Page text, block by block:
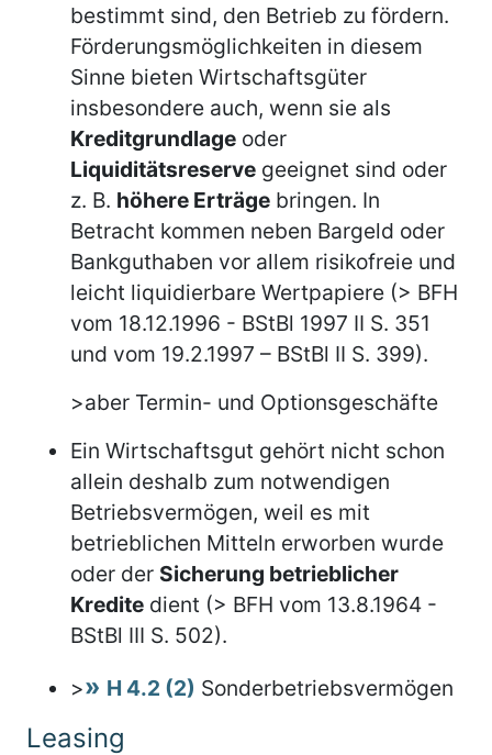
bestimmt sind, den Betrieb zu fördern.
Förderungsmöglichkeiten in diesem
Sinne bieten Wirtschaftsgüter
insbesondere auch, wenn sie als
Kreditgrundlage oder
Liquiditätsreserve geeignet sind oder
z. B. höhere Erträge bringen. In
Betracht kommen neben Bargeld oder
Bankguthaben vor allem risikofreie und
leicht liquidierbare Wertpapiere (> BFH
vom 18.12.1996 - BStBl 1997 II S. 351
und vom 19.2.1997 – BStBl II S. 399).
>aber Termin- und Optionsgeschäfte
Ein Wirtschaftsgut gehört nicht schon
allein deshalb zum notwendigen
Betriebsvermögen, weil es mit
betrieblichen Mitteln erworben wurde
oder der Sicherung betrieblicher
Kredite dient (> BFH vom 13.8.1964 -
BStBl III S. 502).
>
H 4.2 (2) Sonderbetriebsvermögen
Leasing